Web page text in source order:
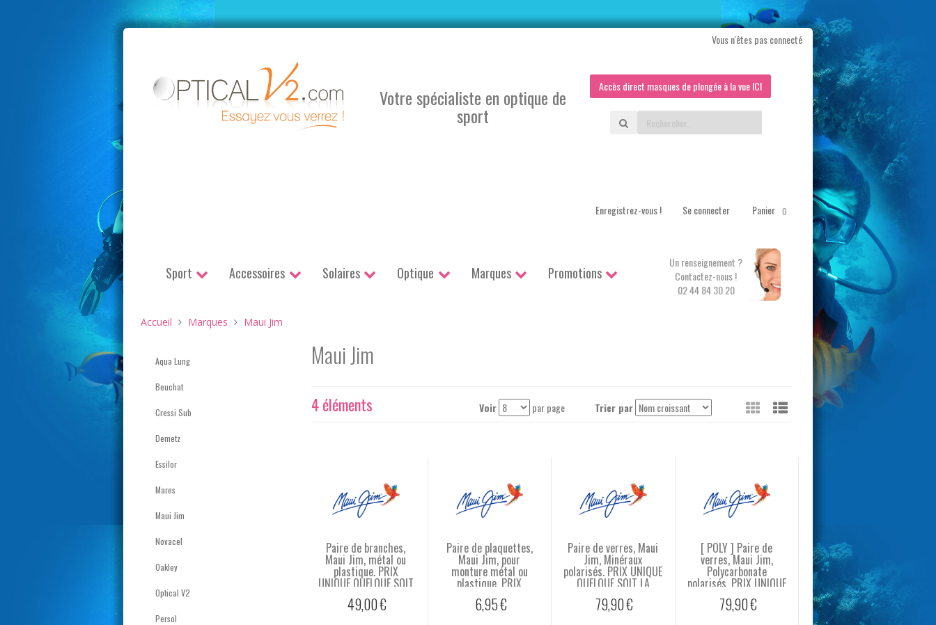
Vous n'êtes pas connecté
Votre spécialiste en optique de
sport
Accès direct masques de plongée à la vue ICI
Enregistrez-vous ! Se connecter Panier 0
Sport Accessoires Solaires Optique Marques Promotions
Un renseignement ?
Contactez-nous !
02 44 84 30 20
Accueil Marques Maui Jim
Maui Jim
4 éléments Voir par page Trier par Voir
que:
Paire de branches,
Maui Jim, métal ou
plastique. PRIX
UNIQUE QUELQUE SOIT
LA REFERENCE.
49,00 €
Paire de plaquettes,
Maui Jim, pour
monture métal ou
plastique. PRIX
UNIQUE QUELQUE SOIT
LA REFERENCE.
6,95 €
Paire de verres, Maui
Jim, Minéraux
polarisés. PRIX UNIQUE
QUELQUE SOIT LA
REFERENCE.
79,90 €
[ POLY ] Paire de
verres, Maui Jim,
Polycarbonate
polarisés. PRIX UNIQUE
QUELQUE SOIT LA
REFERENCE.
79,90 €
Aqua Lung
Beuchat
Cressi Sub
Demetz
Essilor
Mares
Maui Jim
Novacel
Oakley
Optical V2
Persol